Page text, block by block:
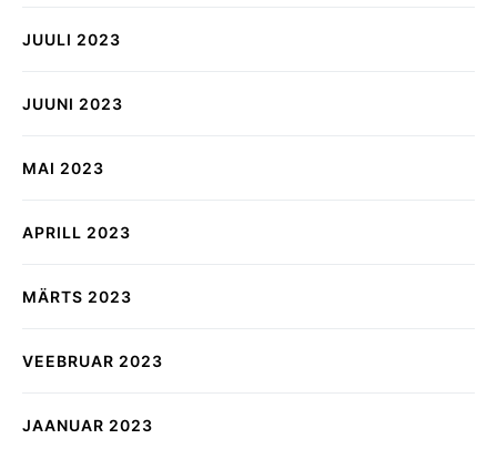
JUULI 2023
JUUNI 2023
MAI 2023
APRILL 2023
MÄRTS 2023
VEEBRUAR 2023
JAANUAR 2023